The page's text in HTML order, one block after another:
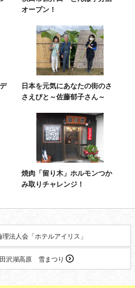
オープン！
日本を元気にあなたの街のさ
さえびと～佐藤郁子さん～
焼肉「留り木」ホルモンつか
み取りチャレンジ！
法人会「ホテルアイリス」
沢湖高原 雪まつり